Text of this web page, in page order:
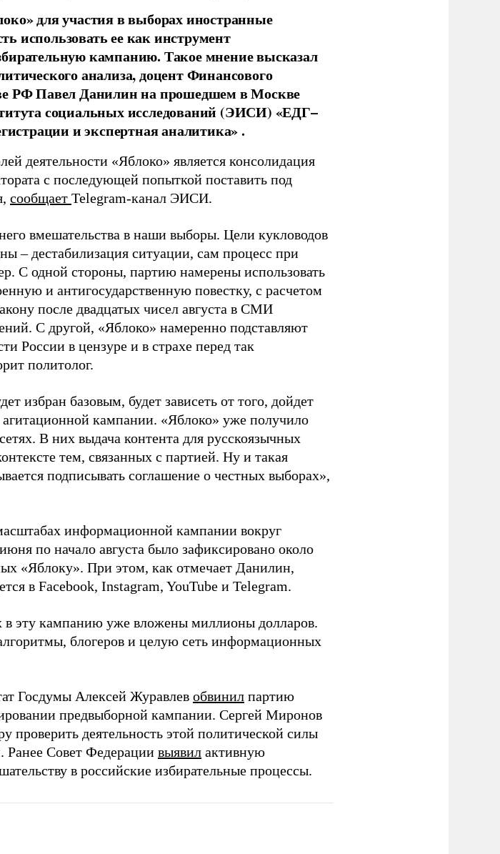
для участия в выборах иностранные
использовать ее как инструмент
кампанию. Такое мнение высказал
анализа, доцент Финансового
РФ Павел Данилин на прошедшем в Москве
социальных исследований (ЭИСИ) «ЕДГ–
и экспертная аналитика» .
деятельности «Яблоко» является консолидация
с последующей попыткой поставить под
сообщает Telegram-канал ЭИСИ.
вмешательства в наши выборы. Цели кукловодов
– дестабилизация ситуации, сам процесс при
С одной стороны, партию намерены использовать
и антигосударственную повестку, с расчетом
после двадцатых чисел августа в СМИ
С другой, «Яблоко» намеренно подставляют
России в цензуре и в страхе перед так
политолог.
избран базовым, будет зависеть от того, дойдет
агитационной кампании. «Яблоко» уже получило
В них выдача контента для русскоязычных
тем, связанных с партией. Ну и такая
подписывать соглашение о честных выборах»,
информационной кампании вокруг
по начало августа было зафиксировано около
«Яблоку». При этом, как отмечает Данилин,
в Facebook, Instagram, YouTube и Telegram.
в эту кампанию уже вложены миллионы долларов.
блогеров и целую сеть информационных
Госдумы Алексей Журавлев обвинил партию
предвыборной кампании. Сергей Миронов
проверить деятельность этой политической силы
Ранее Совет Федерации выявил активную
в российские избирательные процессы.